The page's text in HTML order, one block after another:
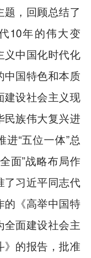
，回顾总结了
10年的伟大变
义中国化时代化
中国特色和本质
建设社会主义现
民族伟大复兴进
“五位一体”总
面”战略布局作
了习近平同志代
的《高举中国特
面建设社会主
》的报告，批准